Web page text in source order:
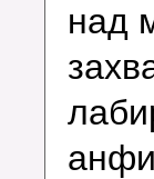
над